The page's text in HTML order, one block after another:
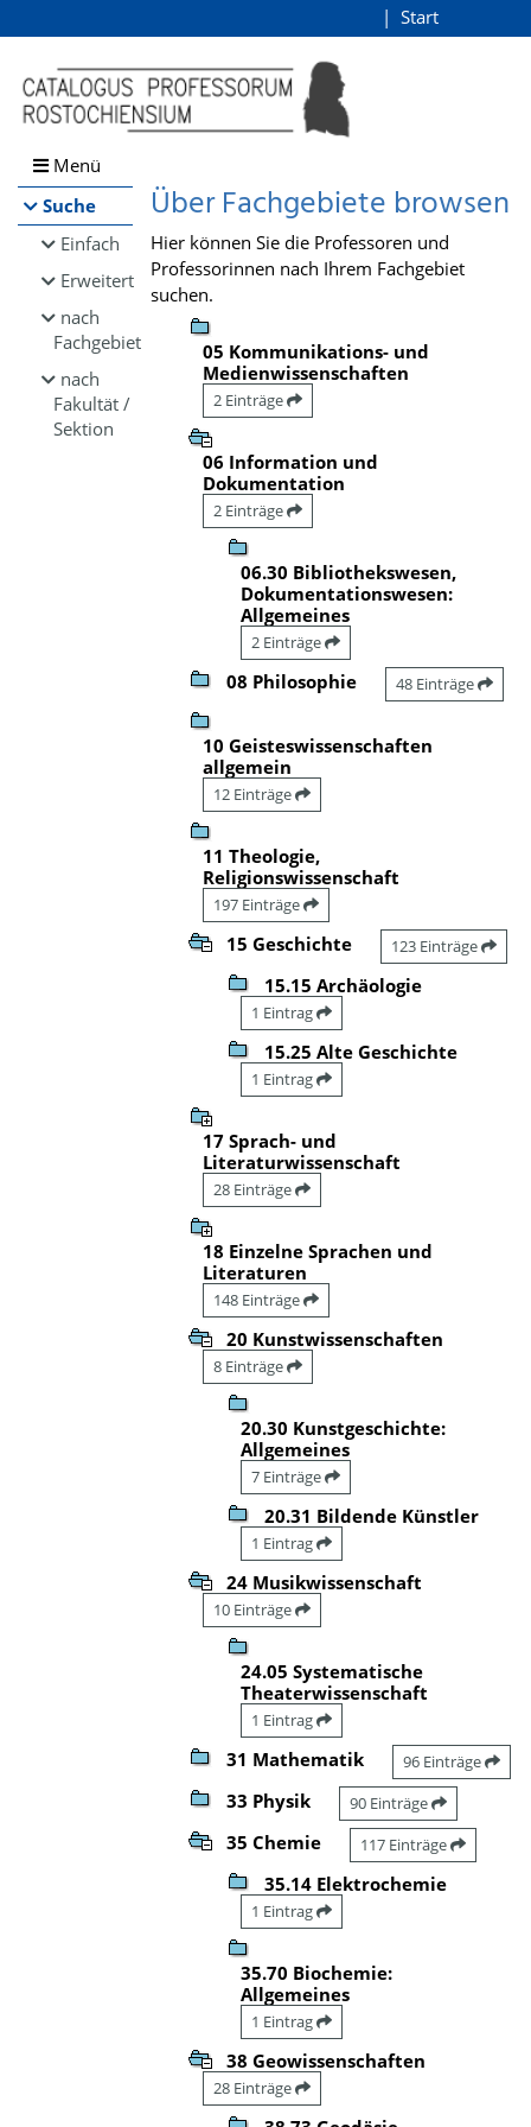
Browsen
direkt zum Inhalt
Start
Menü
Suche
Einfach
Erweitert
nach
Fachgebiet
nach
Fakultät /
Sektion
Über Fachgebiete browsen
Hier können Sie die Professoren und
Professorinnen nach Ihrem Fachgebiet
suchen.
05 Kommunikations- und
Medienwissenschaften
2 Einträge
06 Information und
Dokumentation
2 Einträge
06.30 Bibliothekswesen,
Dokumentationswesen:
Allgemeines
2 Einträge
08 Philosophie 48 Einträge
10 Geisteswissenschaften
allgemein
12 Einträge
11 Theologie,
Religionswissenschaft
197 Einträge
15 Geschichte 123 Einträge
15.15 Archäologie
1 Eintrag
15.25 Alte Geschichte
1 Eintrag
17 Sprach- und
Literaturwissenschaft
28 Einträge
18 Einzelne Sprachen und
Literaturen
148 Einträge
20 Kunstwissenschaften
8 Einträge
20.30 Kunstgeschichte:
Allgemeines
7 Einträge
20.31 Bildende Künstler
1 Eintrag
24 Musikwissenschaft
10 Einträge
24.05 Systematische
Theaterwissenschaft
1 Eintrag
31 Mathematik 96 Einträge
33 Physik 90 Einträge
35 Chemie 117 Einträge
35.14 Elektrochemie
1 Eintrag
35.70 Biochemie:
Allgemeines
1 Eintrag
38 Geowissenschaften
28 Einträge